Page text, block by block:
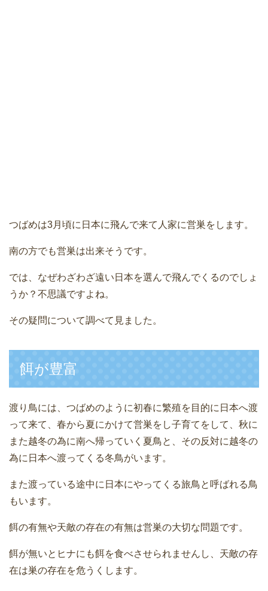
つばめは3月頃に日本に飛んで来て人家に営巣をします。
南の方でも営巣は出来そうです。
では、なぜわざわざ遠い日本を選んで飛んでくるのでしょ
うか？不思議ですよね。
その疑問について調べて見ました。
餌が豊富
渡り鳥には、つばめのように初春に繁殖を目的に日本へ渡
って来て、春から夏にかけて営巣をし子育てをして、秋に
また越冬の為に南へ帰っていく夏鳥と、その反対に越冬の
為に日本へ渡ってくる冬鳥がいます。
また渡っている途中に日本にやってくる旅鳥と呼ばれる鳥
もいます。
餌の有無や天敵の存在の有無は営巣の大切な問題です。
餌が無いとヒナにも餌を食べさせられませんし、天敵の存
在は巣の存在を危うくします。